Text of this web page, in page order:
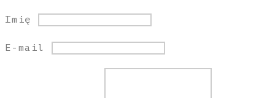
Imię
E-mail